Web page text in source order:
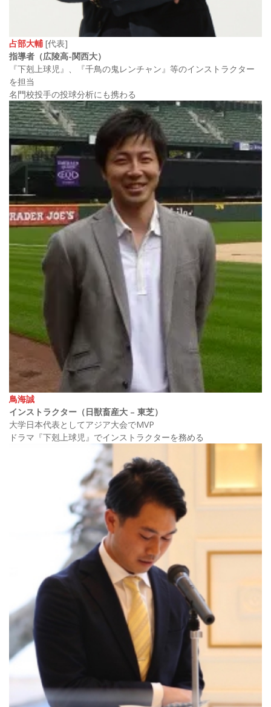
占部大輔 [代表]
指導者（広陵高-関西大）
『下剋上球児』、『千鳥の鬼レンチャン』等のインストラクター
を担当
名門校投手の投球分析にも携わる
鳥海誠
インストラクター（日獣畜産大 – 東芝）
大学日本代表としてアジア大会でMVP
ドラマ『下剋上球児』でインストラクターを務める